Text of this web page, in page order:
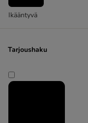
Ikääntyvä
Tarjoushaku